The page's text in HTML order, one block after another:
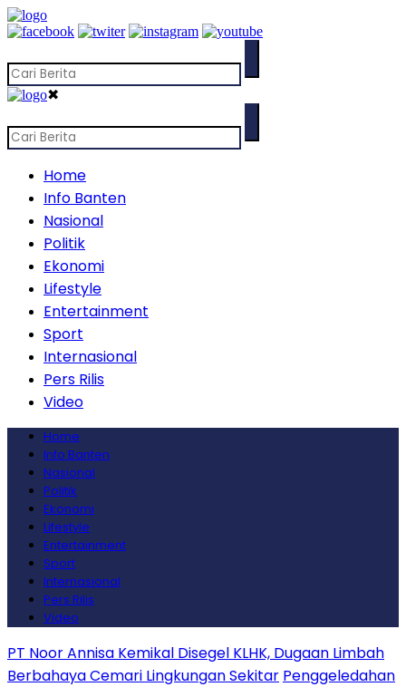
✖
Home
Info Banten
Nasional
Politik
Ekonomi
Lifestyle
Entertainment
Sport
Internasional
Pers Rilis
Video
Home
Info Banten
Nasional
Politik
Ekonomi
Lifestyle
Entertainment
Sport
Internasional
Pers Rilis
Video
PT Noor Annisa Kemikal Disegel KLHK, Dugaan Limbah
Berbahaya Cemari Lingkungan Sekitar Penggeledahan